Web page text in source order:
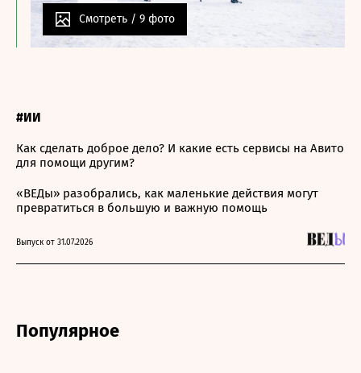
Смотреть / 9 фото
#ИИ
Как сделать доброе дело? И какие есть сервисы на Авито
для помощи другим?
«ВЕДы» разобрались, как маленькие действия могут
превратиться в большую и важную помощь
Выпуск от 31.07.2026
Популярное